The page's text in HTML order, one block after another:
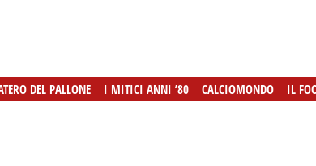
DEL PALLONE I MITICI ANNI ’80 CALCIOMONDO IL
DEL PALLONE I MITICI ANNI ’80 CALCIOMONDO IL